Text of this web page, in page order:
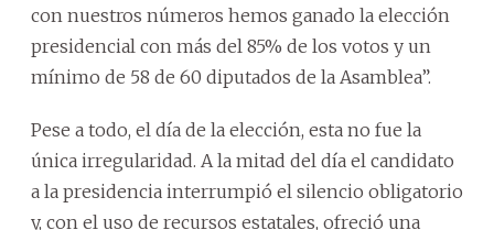
con nuestros números hemos ganado la elección
presidencial con más del 85% de los votos y un
mínimo de 58 de 60 diputados de la Asamblea”.
Pese a todo, el día de la elección, esta no fue la
única irregularidad. A la mitad del día el candidato
a la presidencia interrumpió el silencio obligatorio
y, con el uso de recursos estatales, ofreció una